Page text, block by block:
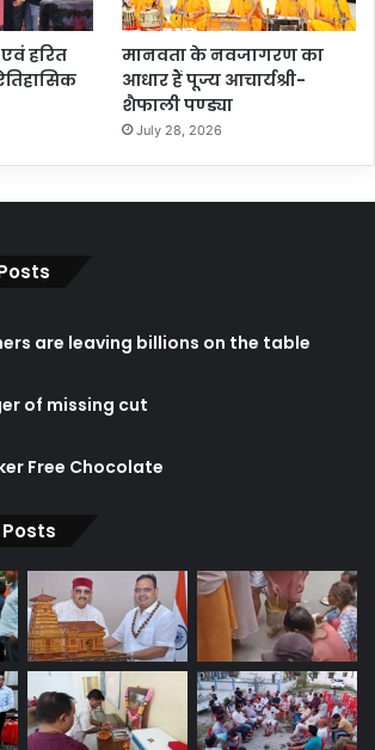
हरित
मानवता के नवजागरण का
आधार हैं पूज्य आचार्यश्री-
शैफाली पण्ड्या
July 28, 2026
are leaving billions on the table
of missing cut
Free Chocolate